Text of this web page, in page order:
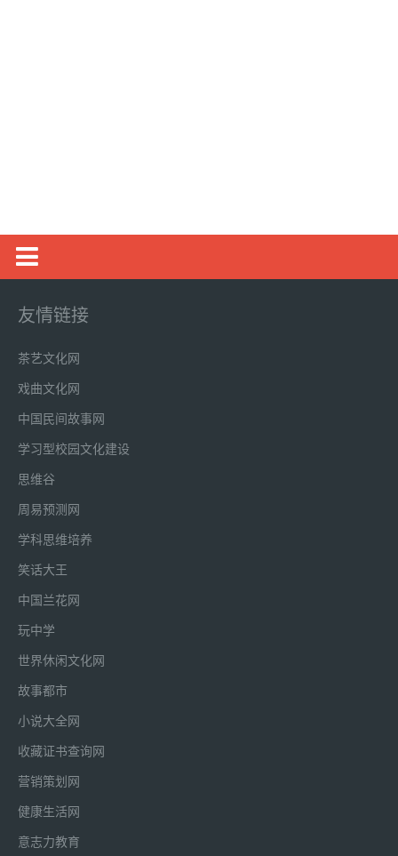
创业经验
农村创业
查看更多
创业投融资知识
上市知识
海外之窗
关于我们
友情链接
茶艺文化网
戏曲文化网
中国民间故事网
学习型校园文化建设
思维谷
周易预测网
学科思维培养
笑话大王
中国兰花网
玩中学
世界休闲文化网
故事都市
小说大全网
收藏证书查询网
营销策划网
健康生活网
意志力教育